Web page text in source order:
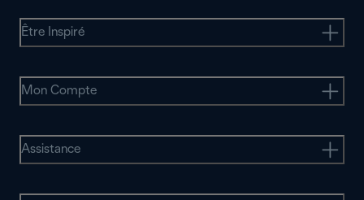
Être Inspiré
Mon Compte
Assistance